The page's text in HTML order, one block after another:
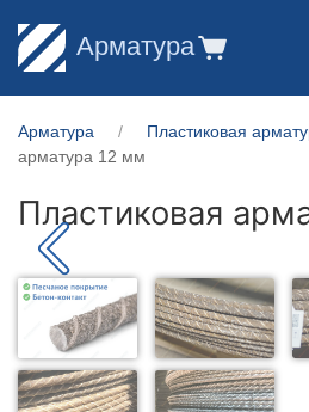
Арматура
Арматура Пластиковая
арматура 12 мм
Пластиковая